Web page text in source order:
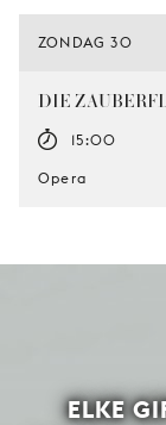
ZONDAG 30
DIE
15:00
Opera
ELKE